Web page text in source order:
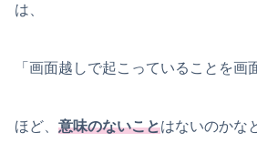
は、
「画面越しで起こっていることを画
ほど、 意味のないことはないのかな